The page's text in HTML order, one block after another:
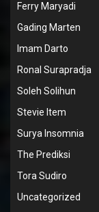
Ferry Maryadi
Gading Marten
Imam Darto
Ronal Surapradja
Soleh Solihun
Stevie Item
Surya Insomnia
The Prediksi
Tora Sudiro
Uncategorized